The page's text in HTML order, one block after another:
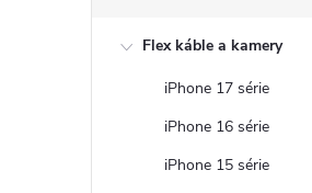
Flex káble a kamery
iPhone 17 série
iPhone 16 série
iPhone 15 série